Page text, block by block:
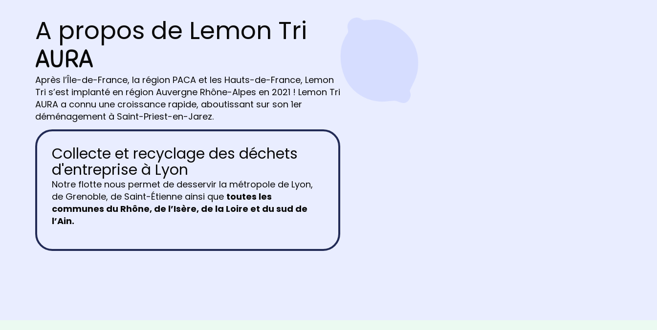
A propos de Lemon Tri
AURA
Après l’Île-de-France, la région PACA et les Hauts-de-France, Lemon
Tri s’est implanté en région Auvergne Rhône-Alpes en 2021 ! Lemon Tri
AURA a connu une croissance rapide, aboutissant sur son 1er
déménagement à Saint-Priest-en-Jarez.
Collecte et recyclage des déchets
d'entreprise à Lyon
Notre flotte nous permet de desservir la métropole de Lyon,
de Grenoble, de Saint-Étienne ainsi que toutes les
communes du Rhône, de l’Isère, de la Loire et du sud de
l’Ain.